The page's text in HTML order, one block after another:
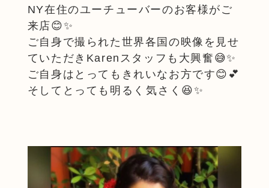
NY在住のユーチューバーのお客様がご
来店😊✨
ご自身で撮られた世界各国の映像を見せ
ていただきKarenスタッフも大興奮😅✨
ご自身はとってもきれいなお方です😊💕
そしてとっても明るく気さく😆✨